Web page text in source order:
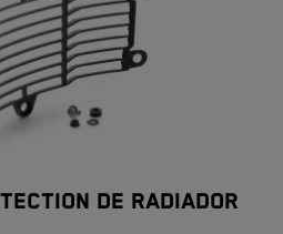
DE RADIADOR